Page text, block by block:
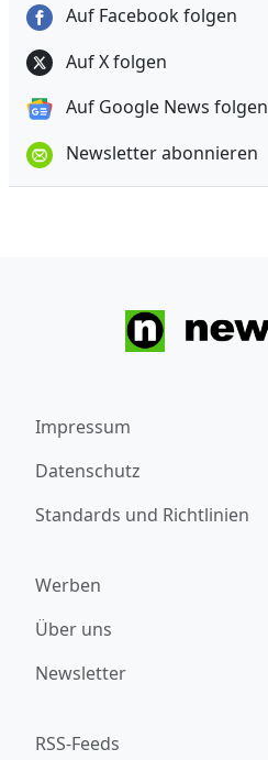
Auf Facebook folgen
Auf X folgen
Auf Google News folgen
Newsletter abonnieren
Impressum
Datenschutz
Standards und Richtlinien
Werben
Über uns
Newsletter
RSS-Feeds